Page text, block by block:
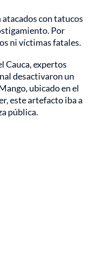
con tatucos
Por
ni víctimas fatales.
Cauca, expertos
desactivaron un
ubicado en el
este artefacto iba a
pública.